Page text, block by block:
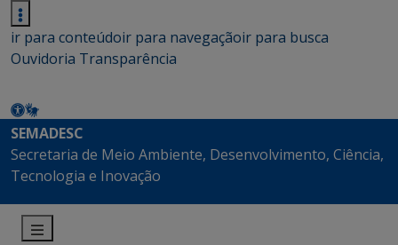
ir para conteúdoir para navegaçãoir para busca
Ouvidoria Transparência
SEMADESC
Secretaria de Meio Ambiente, Desenvolvimento, Ciência,
Tecnologia e Inovação